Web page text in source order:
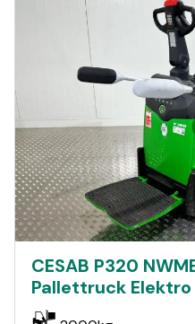
CESAB P320
Pallettruck Elektro